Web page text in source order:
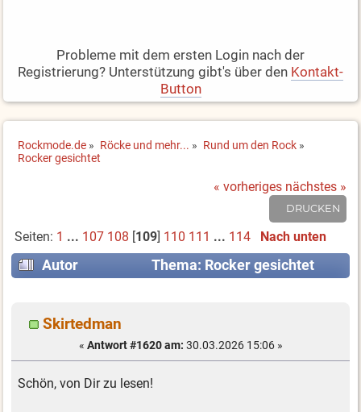
Probleme mit dem ersten Login nach der
Registrierung? Unterstützung gibt's über den Kontakt-
Button
Rockmode.de » Röcke und mehr... » Rund um den Rock »
Rocker gesichtet
« vorheriges nächstes »
DRUCKEN
Seiten: 1 ... 107 108 [109] 110 111 ... 114 Nach unten
Autor
Thema: Rocker gesichtet
Skirtedman
« Antwort #1620 am: 30.03.2026 15:06 »
Schön, von Dir zu lesen!